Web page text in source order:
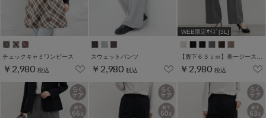
チェックキャミワンピース
￥2,980 税込
スウェットパンツ
￥2,980 税込
WEB限定ｻｲｽﾞ[3L]
￥2,980 税込